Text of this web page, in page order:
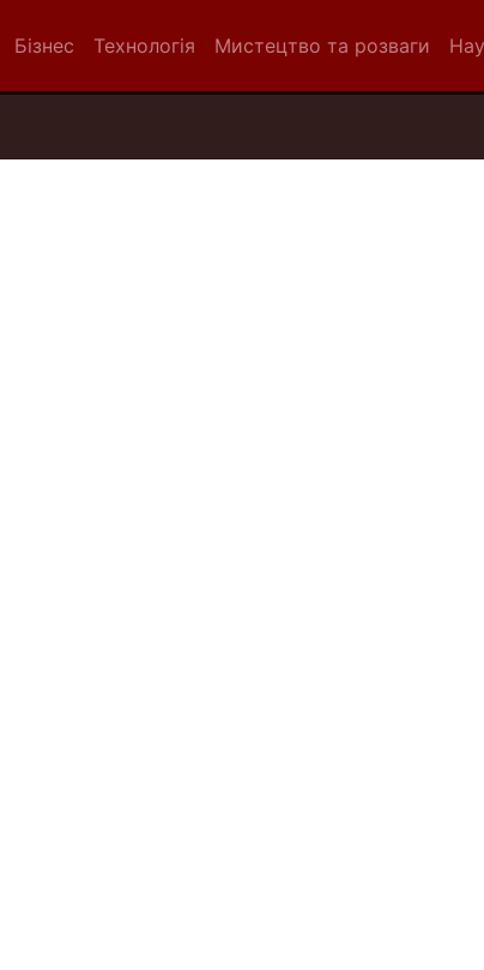
Бізнес Технологія Мистецтво та розваги